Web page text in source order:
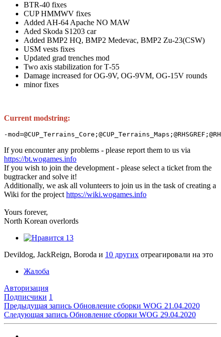
BTR-40 fixes
CUP HMMWV fixes
Added AH-64 Apache NO MAW
Aded Skoda S1203 car
Added BMP2 HQ, BMP2 Medevac, BMP2 Zu-23(CSW)
USM vests fixes
Updated grad trenches mod
Two axis stabilization for Т-55
Damage increased for OG-9V, OG-9VM, OG-15V rounds
minor fixes
Current modstring:
-
If you encounter any problems - please report them to us via
https://bt.wogames.info
If you wish to join the development - please select a ticket from the
bugtracker and solve it!
Additionally, we ask all volunteers to join us in the task of creating a
Wiki for the project https://wiki.wogames.info
Yours forever,
North Korean overlords
13
Devildog, JackReign, Boroda и 10 других отреагировали на это
Жалоба
Авторизация
Подписчики 1
Предыдущая запись Обновление сборки WOG 21.04.2020
Следующая запись Обновление сборки WOG 29.04.2020